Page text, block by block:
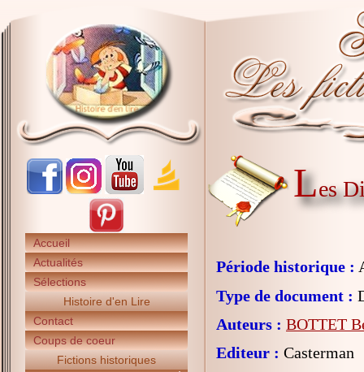
Accueil
Actualités
Sélections
Histoire d'en Lire
Contact
Coups de coeur
Fictions historiques
Les
Période historique :
Type de document :
Auteurs : BOTTET
Editeur : Casterman